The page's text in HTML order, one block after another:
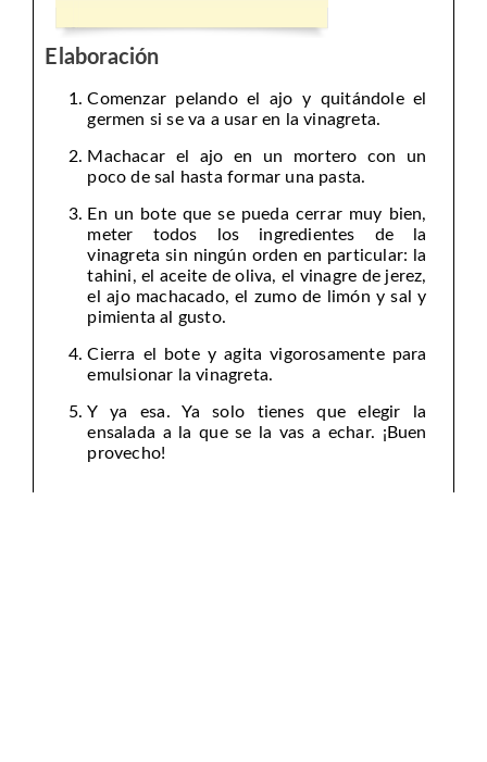
Elaboración
Comenzar pelando el ajo y quitándole el
germen si se va a usar en la vinagreta.
Machacar el ajo en un mortero con un
poco de sal hasta formar una pasta.
En un bote que se pueda cerrar muy bien,
meter todos los ingredientes de la
vinagreta sin ningún orden en particular: la
tahini, el aceite de oliva, el vinagre de jerez,
el ajo machacado, el zumo de limón y sal y
pimienta al gusto.
Cierra el bote y agita vigorosamente para
emulsionar la vinagreta.
Y ya esa. Ya solo tienes que elegir la
ensalada a la que se la vas a echar. ¡Buen
provecho!